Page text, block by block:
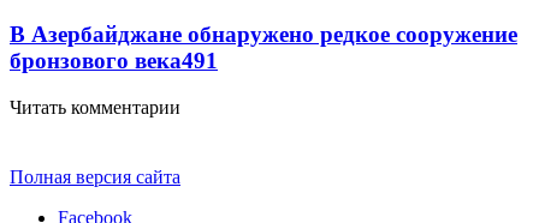
В Азербайджане обнаружено редкое сооружение
бронзового века491
Читать комментарии
Полная версия сайта
Facebook